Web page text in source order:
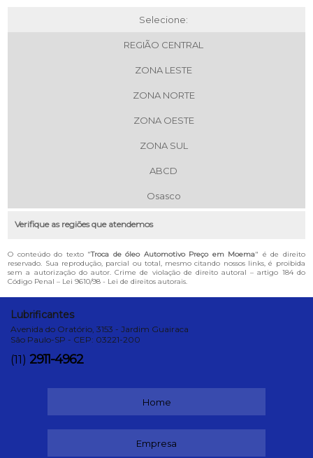
Selecione:
REGIÃO CENTRAL
ZONA LESTE
ZONA NORTE
ZONA OESTE
ZONA SUL
ABCD
Osasco
Verifique as regiões que atendemos
O conteúdo do texto "Troca de óleo Automotivo Preço em Moema" é de direito
reservado. Sua reprodução, parcial ou total, mesmo citando nossos links, é proibida
sem a autorização do autor. Crime de violação de direito autoral – artigo 184 do
Código Penal – Lei 9610/98 - Lei de direitos autorais.
Lubrificantes
Avenida do Oratório, 3153 - Jardim Guairaca
São Paulo-SP - CEP: 03221-200
(11) 2911-4962
Home
Empresa